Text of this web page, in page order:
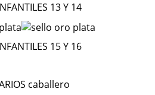
13 Y 14
15 Y 16
caballero